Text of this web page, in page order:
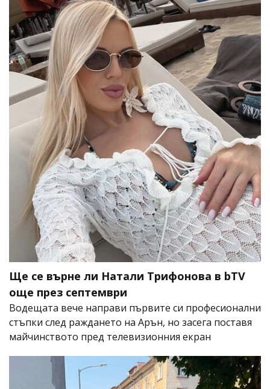
Ще се върне ли Натали Трифонова в bTV
още през септември
Водещата вече направи първите си професионални
стъпки след раждането на Арън, но засега поставя
майчинството пред телевизионния екран